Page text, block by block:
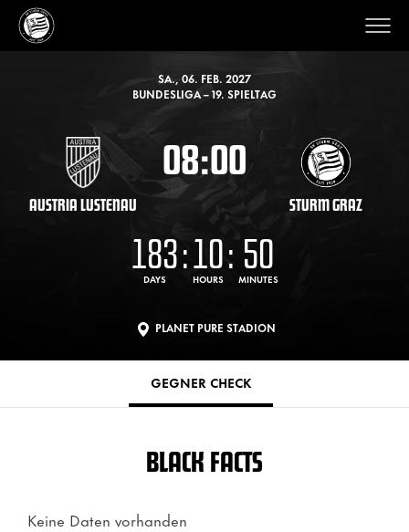
SA., 06. FEB. 2027
BUNDESLIGA – 19. SPIELTAG
AUSTRIA LUSTENAU
08:00
STURM GRAZ
183
DAYS
:10
HOURS
: 50
MINUTES
PLANET PURE STADION
GEGNER CHECK
BLACK FACTS
Keine Daten vorhanden